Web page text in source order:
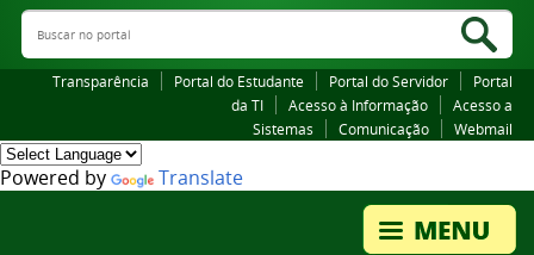
Legislação
Buscar no portal
Transparência Portal do Estudante Portal do Servidor
Portal
da TI
Acesso à Informação
Acesso a
Sistemas
Comunicação Webmail
Powered by Translate